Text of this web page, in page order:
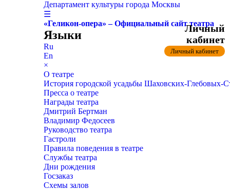
Департамент культуры города Москвы
☰
«Геликон-опера» – Официальный сайт театра
Языки
Ru
En
×
О театре
История городской усадьбы Шаховских-
Пресса о театре
Награды театра
Дмитрий Бертман
Владимир Федосеев
Руководство театра
Гастроли
Правила поведения в театре
Службы театра
Дни рождения
Госзаказ
Схемы залов
Личный
кабинет
Личный кабинет